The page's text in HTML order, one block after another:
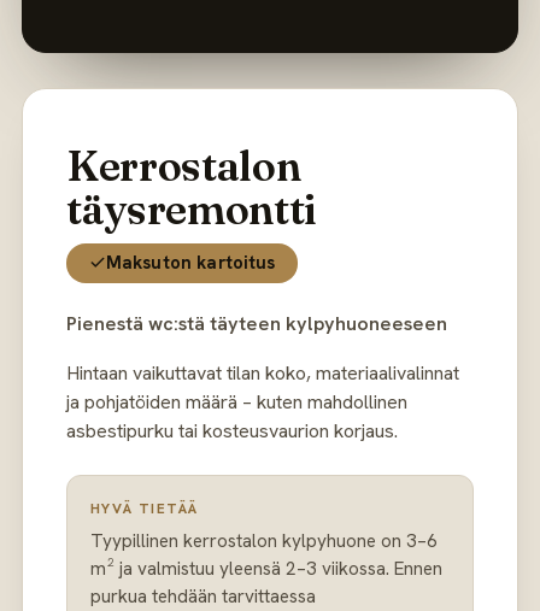
Kerrostalon
täysremontti
Maksuton kartoitus
Pienestä wc:stä täyteen kylpyhuoneeseen
Hintaan vaikuttavat tilan koko, materiaalivalinnat
ja pohjatöiden määrä – kuten mahdollinen
asbestipurku tai kosteusvaurion korjaus.
HYVÄ TIETÄÄ
Tyypillinen kerrostalon kylpyhuone on 3–6
m² ja valmistuu yleensä 2–3 viikossa. Ennen
purkua tehdään tarvittaessa